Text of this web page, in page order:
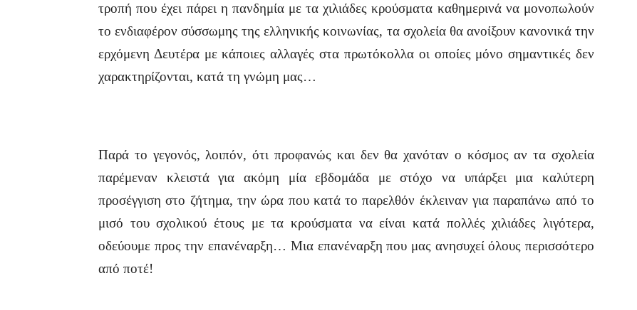
τροπή που έχει πάρει η πανδημία με τα χιλιάδες κρούσματα καθημερινά να μονοπωλούν
το ενδιαφέρον σύσσωμης της ελληνικής κοινωνίας, τα σχολεία θα ανοίξουν κανονικά την
ερχόμενη Δευτέρα με κάποιες αλλαγές στα πρωτόκολλα οι οποίες μόνο σημαντικές δεν
χαρακτηρίζονται, κατά τη γνώμη μας…
Παρά το γεγονός, λοιπόν, ότι προφανώς και δεν θα χανόταν ο κόσμος αν τα σχολεία
παρέμεναν κλειστά για ακόμη μία εβδομάδα με στόχο να υπάρξει μια καλύτερη
προσέγγιση στο ζήτημα, την ώρα που κατά το παρελθόν έκλειναν για παραπάνω από το
μισό του σχολικού έτους με τα κρούσματα να είναι κατά πολλές χιλιάδες λιγότερα,
οδεύουμε προς την επανέναρξη… Μια επανέναρξη που μας ανησυχεί όλους περισσότερο
από ποτέ!